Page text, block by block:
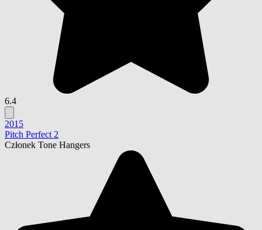
6.4
2015
Pitch Perfect 2
Członek Tone Hangers